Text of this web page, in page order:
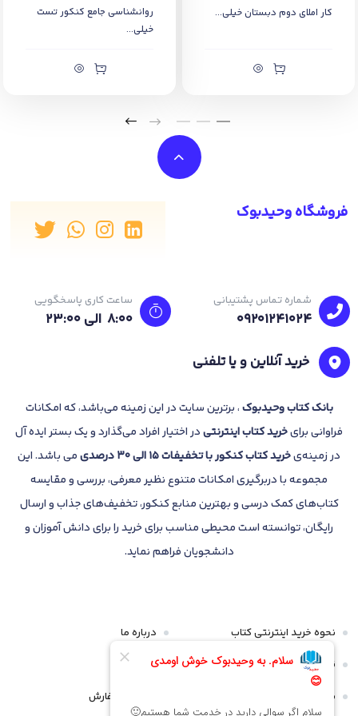
«تیک» میله‌ها باشه. ۴. هر کسی که زودتر از بقیه بالون کوچیک (یا همون
بادکنک) رو سوراخ کنه یا بترکونه، از بازی کنار می‌ره و بازی با بقیه‌ی
بادکنک‌هایی که دارید می‌تونید انجام بدید. ۲. برای هیجان‌انگیزتر کردن بازی
می‌تونید این بازی هیجان‌انگیز رو با هم انجام بدید.
کار املای دوم دبستان خیلی...
روانشناسی جامع کنکور تست
خیلی...
فروشگاه وحیدبوک
شماره تماس پشتیبانی
09201241024
ساعت کاری پاسخگویی
8:00 الی 23:۰۰
خرید آنلاین و یا تلفنی
بانککتاب وحیدبوک، برترین سایت در این زمینه می‌باشد، که امکانات
فراوانی برایخرید کتاباینترنتیدر اختیار افراد می‌گذارد و یک بستر ایده آل
در زمینه‌یخرید کتاب کنکور با تخفیفات 15 الی 30 درصدی
می باشد. این
مجموعه با دربرگیری امکانات متنوع نظیر معرفی، بررسی و مقایسه
کتاب‌های کمک درسی و بهترین منابع کنکور، تخفیف‌های جذاب و ارسال
رایگان، توانسته است محیطی مناسب برای خرید را برای دانش آموزان و
دانشجویان فراهم نماید.
نحوه خرید اینترنتی کتاب
قوانین و مقررات
سیاست مرجوعی و عودت
درباره ما
تماس با ما
پیگیری سفارش